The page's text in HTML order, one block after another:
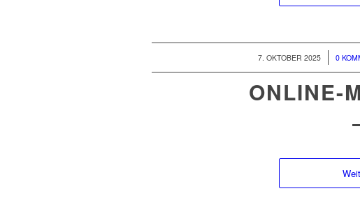
7. OKTOBER 2025
/ 0 /
ONLINE-